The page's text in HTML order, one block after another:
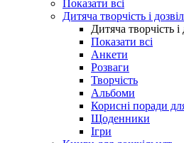
Показати всі
Дитяча творчість і
Дитяча творчість і
Показати всі
Анкети
Розваги
Творчість
Альбоми
Корисні поради
Щоденники
Ігри